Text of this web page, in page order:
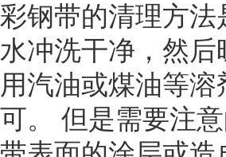
彩钢带的清理方
水冲洗干净，然
用汽油或煤油等
可。 但是需要注